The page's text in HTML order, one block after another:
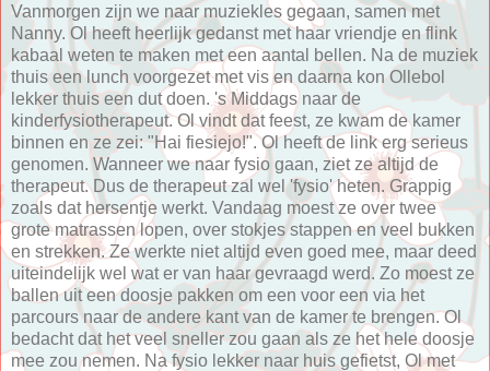
Vanmorgen zijn we naar muziekles gegaan, samen met
Nanny. Ol heeft heerlijk gedanst met haar vriendje en flink
kabaal weten te maken met een aantal bellen. Na de muziek
thuis een lunch voorgezet met vis en daarna kon Ollebol
lekker thuis een dut doen. 's Middags naar de
kinderfysiotherapeut. Ol vindt dat feest, ze kwam de kamer
binnen en ze zei: "Hai fiesiejo!". Ol heeft de link erg serieus
genomen. Wanneer we naar fysio gaan, ziet ze altijd de
therapeut. Dus de therapeut zal wel 'fysio' heten. Grappig
zoals dat hersentje werkt. Vandaag moest ze over twee
grote matrassen lopen, over stokjes stappen en veel bukken
en strekken. Ze werkte niet altijd even goed mee, maar deed
uiteindelijk wel wat er van haar gevraagd werd. Zo moest ze
ballen uit een doosje pakken om een voor een via het
parcours naar de andere kant van de kamer te brengen. Ol
bedacht dat het veel sneller zou gaan als ze het hele doosje
mee zou nemen. Na fysio lekker naar huis gefietst, Ol met